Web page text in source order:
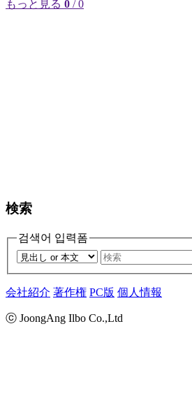
もっと見る 0 / 0
検索
검색어 입력폼
会社紹介 著作権 PC版 個人情報
ⓒ JoongAng Ilbo Co.,Ltd